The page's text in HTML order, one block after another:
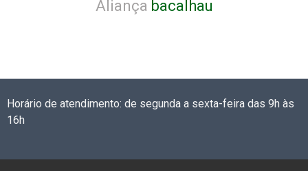
Aliança bacalhau
Horário de atendimento: de segunda a sexta-feira das 9h às
16h